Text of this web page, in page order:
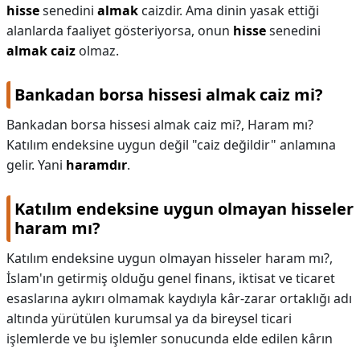
hissesenedini almak caizdir. Ama dinin yasak ettiği
alanlarda faaliyet gösteriyorsa, onun hissesenedini
almak caiz olmaz.
Bankadan borsa hissesi almak caiz mi?
Bankadan borsa hissesi almak caiz mi?, Haram mı?
Katılım endeksine uygun değil "caiz değildir" anlamına
gelir. Yani haramdır.
Katılım endeksine uygun olmayan hisseler
haram mı?
Katılım endeksine uygun olmayan hisseler haram mı?,
İslam'ın getirmiş olduğu genel finans, iktisat ve ticaret
esaslarına aykırı olmamak kaydıyla kâr-zarar ortaklığı adı
altında yürütülen kurumsal ya da bireysel ticari
işlemlerde ve bu işlemler sonucunda elde edilen kârın